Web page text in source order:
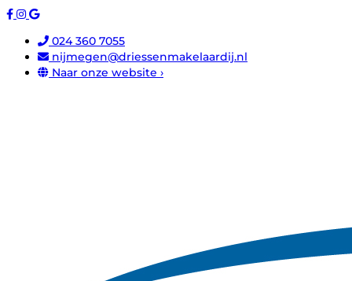
024 360 7055
nijmegen@driessenmakelaardij.nl
Naar onze website ›